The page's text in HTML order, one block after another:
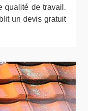
qualité de travail.
un devis gratuit